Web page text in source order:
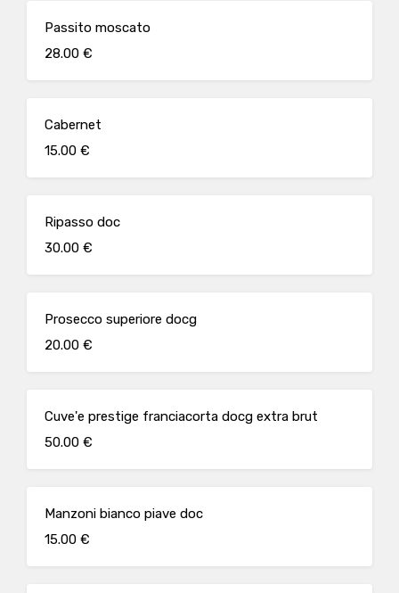
Passito moscato
28.00 €
Cabernet
15.00 €
Ripasso doc
30.00 €
Prosecco superiore docg
20.00 €
Cuve'e prestige franciacorta docg extra brut
50.00 €
Manzoni bianco piave doc
15.00 €